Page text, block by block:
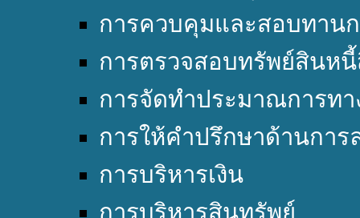
การควบคุมและสอบทาน
การตรวจสอบทรัพย์สินห
การจัดทำประมาณการทา
การให้คำปรึกษาด้านการ
การบริหารเงิน
การบริหารสินทรัพย์